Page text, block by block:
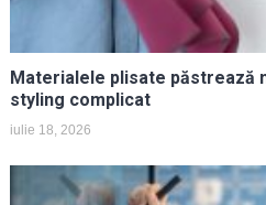
Materialele plisate păstrează
styling complicat
iulie 18, 2026